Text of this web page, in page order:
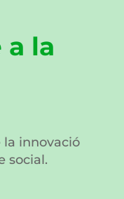
la
la innovació
social.